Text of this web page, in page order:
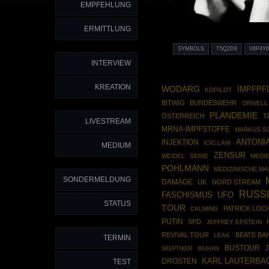
EMPFEHLUNG
ERMITTLUNG
INTERVIEW
KREATION
LIVESTREAM
MEDIUM
SONDERMELDUNG
STATUS
TERMIN
TEST
SYMBOLS T5Q2D8 V8P4Y6
WODARG KOPILOT
BITWIG BUNDESWEHR ORWELL
ÖSTERREICH PLANDEMIE
MRNA-IMPFSTOFFE MARKUS
INJEKTION ICIC.LAW
WEIDEL SERIE ZENSUR
POHLMANN MEDIZINISCHE
DAMAGE UK NORD STREAM
FASCHISMUS UFO
TOUR CALMING PATRICK
PUTIN SPD JEFFREY EPSTEIN
REVIVAL TOUR
LEAK BEATE
SKEPTIKER WUHAN BUSTOUR
DROSTEN KARL